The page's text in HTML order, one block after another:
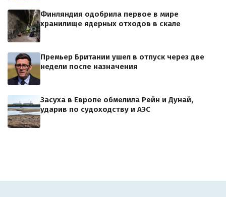
Финляндия одобрила первое в мире
хранилище ядерных отходов в скале
Премьер Британии ушел в отпуск через две
недели после назначения
Засуха в Европе обмелила Рейн и Дунай,
ударив по судоходству и АЭС